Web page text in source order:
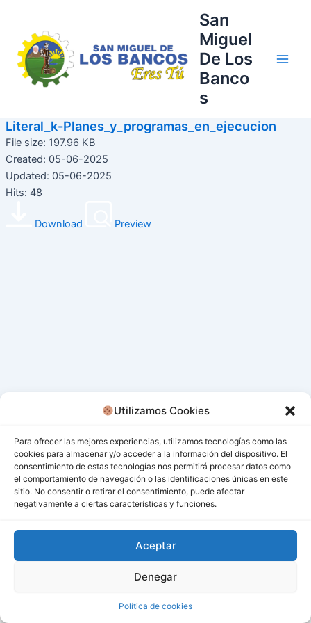
Utilizamos Cookies
Para ofrecer las mejores experiencias, utilizamos tecnologías como las
cookies para almacenar y/o acceder a la información del dispositivo. El
consentimiento de estas tecnologías nos permitirá procesar datos como
el comportamiento de navegación o las identificaciones únicas en este
sitio. No consentir o retirar el consentimiento, puede afectar
negativamente a ciertas características y funciones.
Aceptar
Denegar
Política de cookies
contenido
San
Miguel
De Los
Banco
s
Literal_k-Planes_y_programas_en_ejecucion
File size: 197.96 KB
Created: 05-06-2025
Updated: 05-06-2025
Hits: 48
Download Preview
Todos los derechos © 2026 San Miguel De Los Bancos |